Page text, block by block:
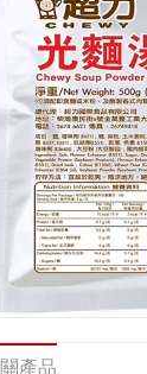
產品